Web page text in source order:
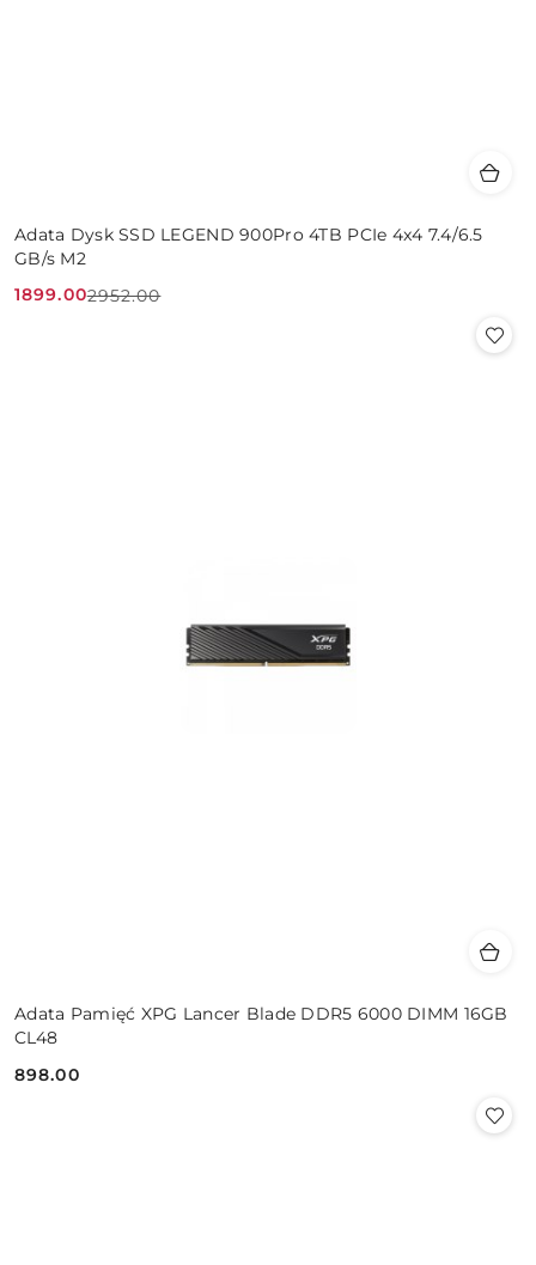
Adata Dysk SSD LEGEND 900Pro 4TB PCIe 4x4 7.4/6.5
GB/s M2
Cena
1899.00
Cena
2952.00
Adata Pamięć XPG Lancer Blade DDR5 6000 DIMM 16GB
CL48
Cena:
898.00